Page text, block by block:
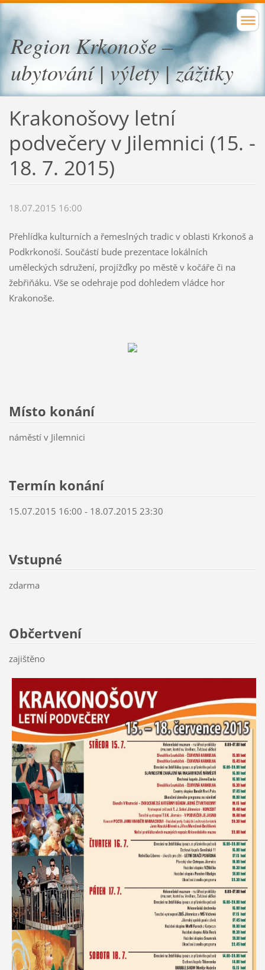
Region Krkonoše –
ubytování | výlety | zážitky
Krakonošovy letní
podvečery v Jilemnici (15. -
18. 7. 2015)
18.07.2015 16:00
Přehlídka kulturních a řemeslných tradic v oblasti Krkonoš a
Podkrkonoší. Součástí bude prezentace lokálních
uměleckých sdružení, projížďky po městě v kočáře či na
žebřiňáku. Vše se odehraje pod dohledem vládce hor
Krakonoše.
Místo konání
náměstí v Jilemnici
Termín konání
15.07.2015 16:00 - 18.07.2015 23:30
Vstupné
zdarma
Občertvení
zajištěno